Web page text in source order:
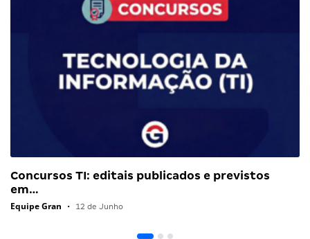
Concursos TI: editais publicados e previstos
em…
Equipe Gran • 12 de Junho